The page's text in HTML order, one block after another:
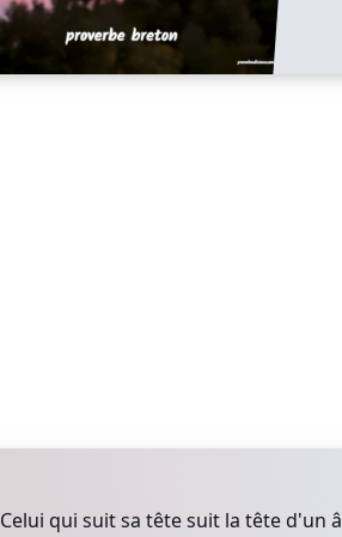
Celui qui suit sa tête suit la tête d'un